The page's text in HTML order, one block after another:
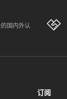
国内外认
订阅